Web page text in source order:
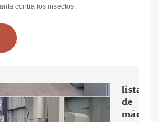
contra los insectos.
lista
de